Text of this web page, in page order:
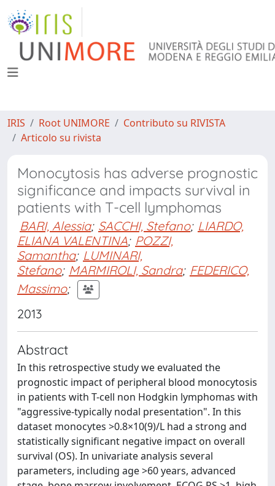
IRIS Root UNIMORE
Contributo su RIVISTA
Articolo su rivista
Monocytosis has adverse prognostic
significance and impacts survival in
patients with T-cell lymphomas
BARI, Alessia; SACCHI, Stefano; LIARDO,
ELIANA VALENTINA; POZZI,
Samantha; LUMINARI,
Stefano; MARMIROLI, Sandra; FEDERICO,
Massimo;
2013
Abstract
In this retrospective study we evaluated the
prognostic impact of peripheral blood monocytosis
in patients with T-cell non Hodgkin lymphomas with
"aggressive-typically nodal presentation". In this
dataset monocytes >0.8×10(9)/L had a strong and
statistically significant negative impact on overall
survival (OS). In univariate analysis several
parameters, including age >60 years, advanced